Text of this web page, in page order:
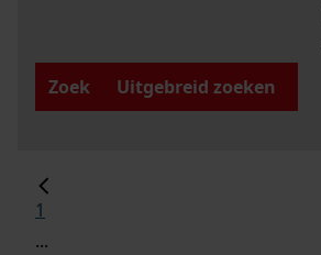
Zoek
Uitgebreid zoeken
1
...